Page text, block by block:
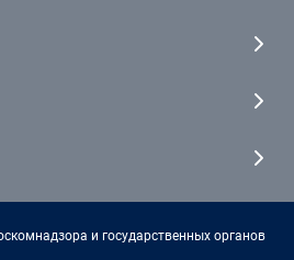
и государственных органов